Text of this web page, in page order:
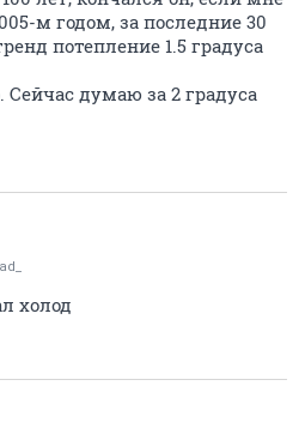
м годом, за последние 30
потепление 1.5 градуса
Сейчас думаю за 2 градуса
холод